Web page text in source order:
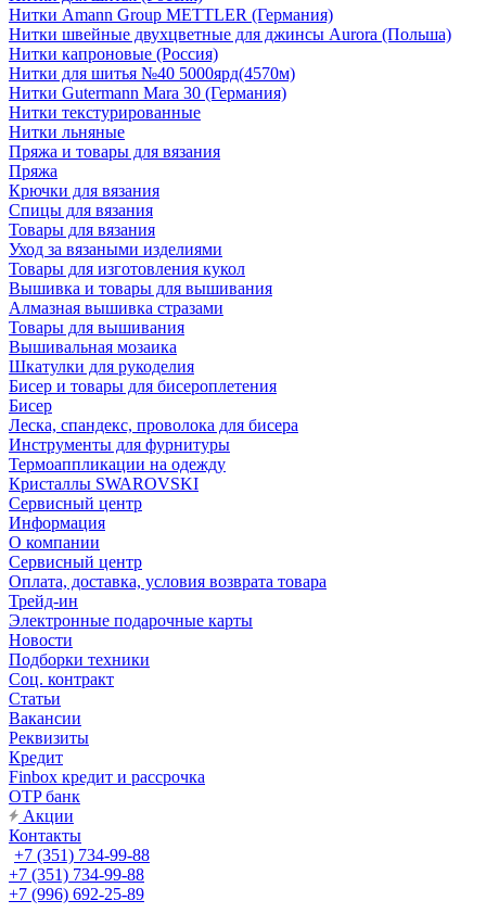
Нитки Amann Group METTLER (Германия)
Нитки швейные двухцветные для джинсы Aurora (Польша)
Нитки капроновые (Россия)
Нитки для шитья №40 5000ярд(4570м)
Нитки Gutermann Mara 30 (Германия)
Нитки текстурированные
Нитки льняные
Пряжа и товары для вязания
Пряжа
Крючки для вязания
Спицы для вязания
Товары для вязания
Уход за вязаными изделиями
Товары для изготовления кукол
Вышивка и товары для вышивания
Алмазная вышивка стразами
Товары для вышивания
Вышивальная мозаика
Шкатулки для рукоделия
Бисер и товары для бисероплетения
Бисер
Леска, спандекс, проволока для бисера
Инструменты для фурнитуры
Термоаппликации на одежду
Кристаллы SWAROVSKI
Сервисный центр
Информация
О компании
Сервисный центр
Оплата, доставка, условия возврата товара
Трейд-ин
Электронные подарочные карты
Новости
Подборки техники
Соц. контракт
Статьи
Вакансии
Реквизиты
Кредит
Finbox кредит и рассрочка
OTP банк
Акции
Контакты
+7 (351) 734-99-88
+7 (351) 734-99-88
+7 (996) 692-25-89